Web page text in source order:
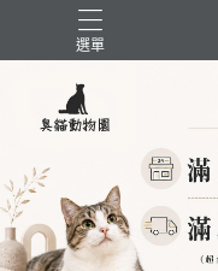
選單
新品上市